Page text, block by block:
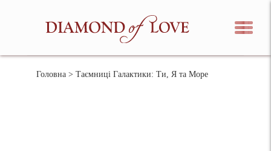
Головна > Таємниці Галактики: Ти, Я та Море